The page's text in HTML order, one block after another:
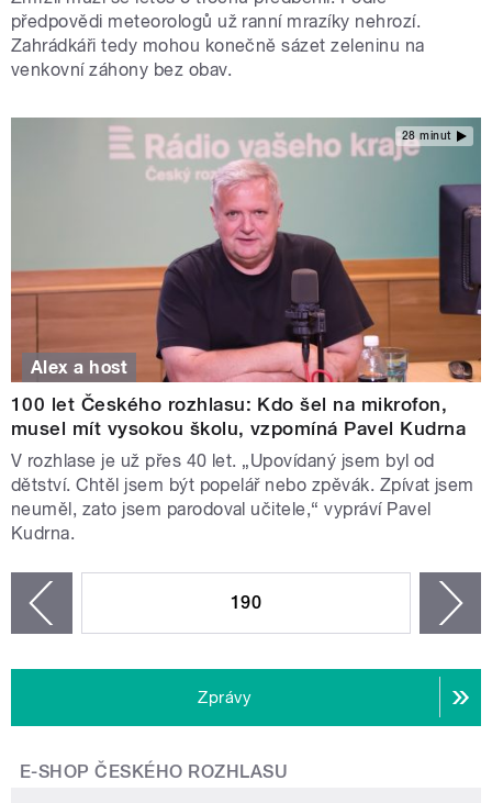
předpovědi meteorologů už ranní mrazíky nehrozí.
Zahrádkáři tedy mohou konečně sázet zeleninu na
venkovní záhony bez obav.
28 minut
Alex a host
100 let Českého rozhlasu: Kdo šel na mikrofon,
musel mít vysokou školu, vzpomíná Pavel Kudrna
V rozhlase je už přes 40 let. „Upovídaný jsem byl od
dětství. Chtěl jsem být popelář nebo zpěvák. Zpívat jsem
neuměl, zato jsem parodoval učitele,“ vypráví Pavel
Kudrna.
190
Zprávy
E-SHOP ČESKÉHO ROZHLASU